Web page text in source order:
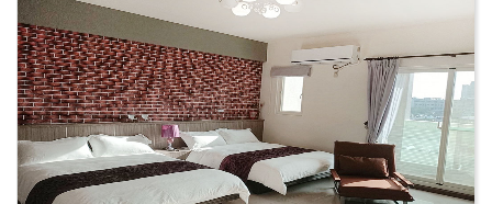
單
Line
線
上
客
服